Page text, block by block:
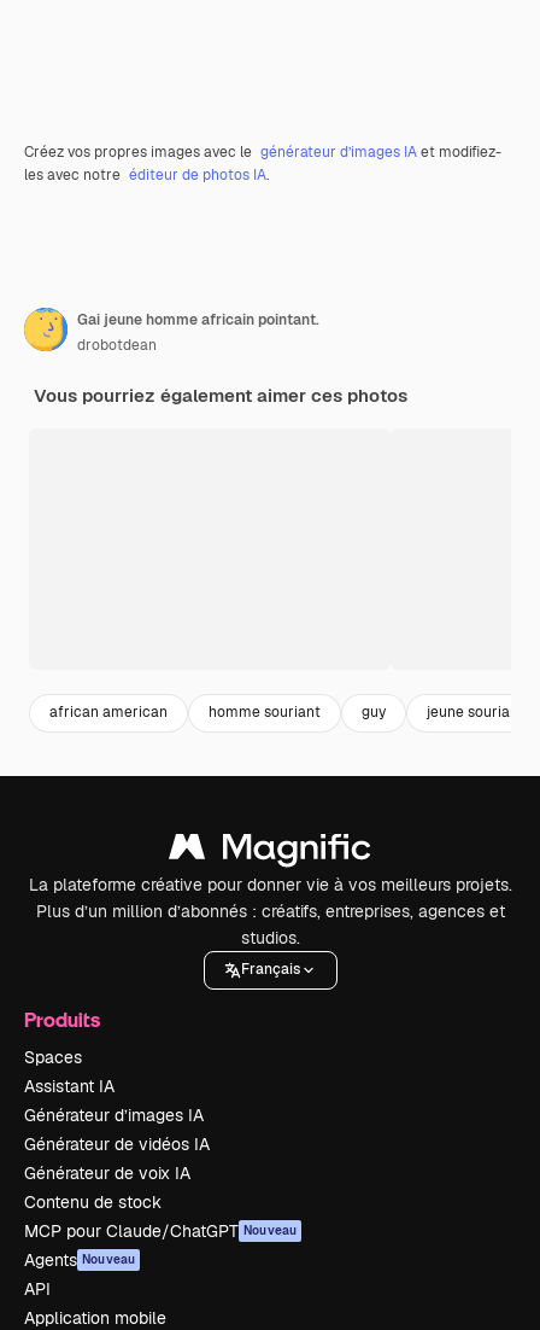
Créez vos propres images avec le générateur d’images IAet modifiez-
les avec notre éditeur de photos IA.
Gai jeune homme africain pointant.
drobotdean
Vous pourriez également aimer ces photos
african american homme souriant guy jeune souriant
La plateforme créative pour donner vie à vos meilleurs projets.
Plus d’un million d’abonnés : créatifs, entreprises, agences et
studios.
Français
Produits
Spaces
Assistant IA
Générateur d’images IA
Générateur de vidéos IA
Générateur de voix IA
Contenu de stock
MCP pour Claude/ChatGPT Nouveau
Agents Nouveau
API
Application mobile